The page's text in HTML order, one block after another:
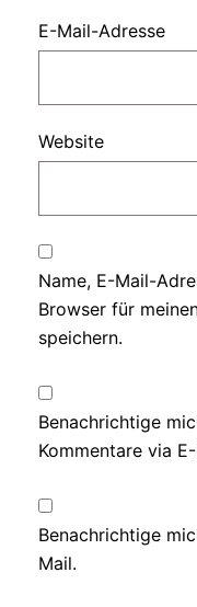
E-Mail-Adresse
Website
Name, E-Mail-
Browser für
speichern.
Benachrichtige
Kommentare via
Benachrichtige
Mail.